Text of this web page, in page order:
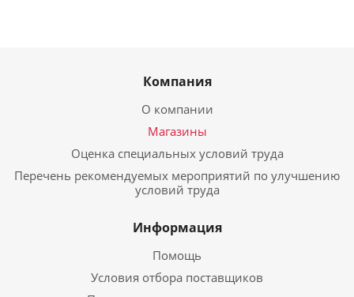
Компания
О компании
Магазины
Оценка специальных условий труда
Перечень рекомендуемых мероприятий по улучшению
условий труда
Информация
Помощь
Условия отбора поставщиков